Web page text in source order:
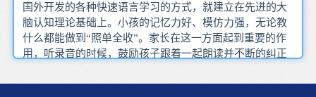
国外开发的各种快速语言学习的方式，就建立在先进的大
脑认知理论基础上。小孩的记忆力好、模仿力强，无论教
什么都能做到“照单全收”。家长在这一方面起到重要的作
用，听录音的时候，鼓励孩子跟着一起朗读并不断的纠正
选择的教授。要学说英语，口型和发音位置正确是非常重